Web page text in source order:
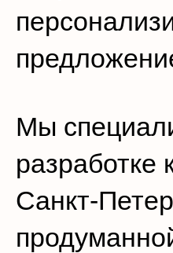
Мы
разработке
Санкт-